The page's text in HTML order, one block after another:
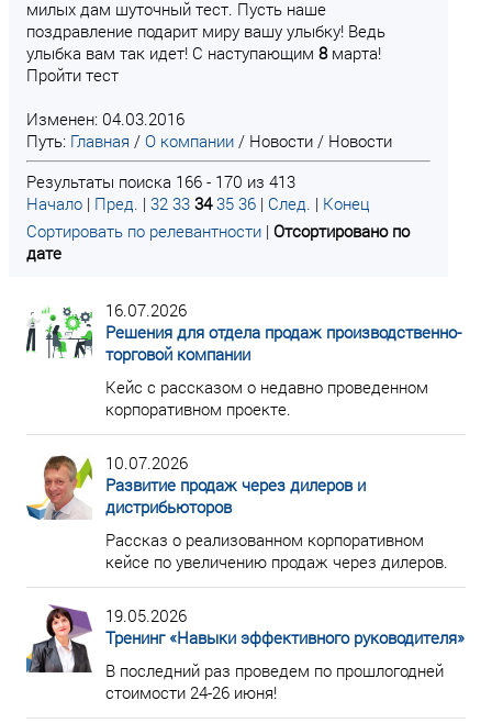
милых дам шуточный тест. Пусть наше
поздравление подарит миру вашу улыбку! Ведь
улыбка вам так идет! С наступающим 8марта!
Пройти тест
Изменен: 04.03.2016
Путь: Главная / О компании / Новости / Новости
Результаты поиска 166 - 170 из 413
Начало | Пред. | 32 33 34 35 36 | След. | Конец
Сортировать по релевантности | Отсортировано по
дате
16.07.2026
Решения для отдела продаж производственно-
торговой компании
Кейс с рассказом о недавно проведенном
корпоративном проекте.
10.07.2026
Развитие продаж через дилеров и
дистрибьюторов
Рассказ о реализованном корпоративном
кейсе по увеличению продаж через дилеров.
19.05.2026
Тренинг «Навыки эффективного руководителя»
В последний раз проведем по прошлогодней
стоимости 24-26 июня!